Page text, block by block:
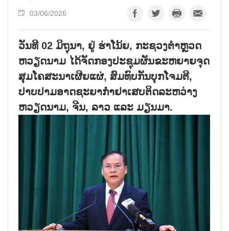
03/06/2026
ວັນທີ 02 ມິຖຸນາ, ຢູ່ ຮ່າໂນ້ຍ, ກະຊວງຕຳຫຼວດ
ຫວຽດນາມ ໄດ້ຈັດກອງປະຊຸມຜັນຂະຫຍາຍຈຸດ
ສຸມໂຄສະນາເຜີຍແຜ່, ສົມທົບກັນບ​ຸກໂຈມຕີ,
ປາບປາມອາດຊະຍາກຳຢາເສບຕິດລະຫວ່າງ
ຫວຽດນາມ, ຈີນ, ລາວ ແລະ ມຽນມາ.